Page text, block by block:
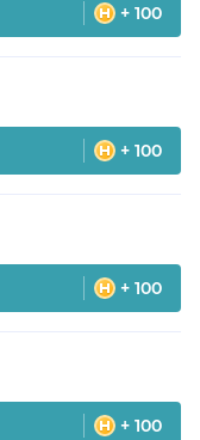
+ 100
+ 100
+ 100
+ 100